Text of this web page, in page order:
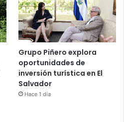
Grupo Piñero explora
oportunidades de
inversión turística en El
Salvador
Hace 1 día